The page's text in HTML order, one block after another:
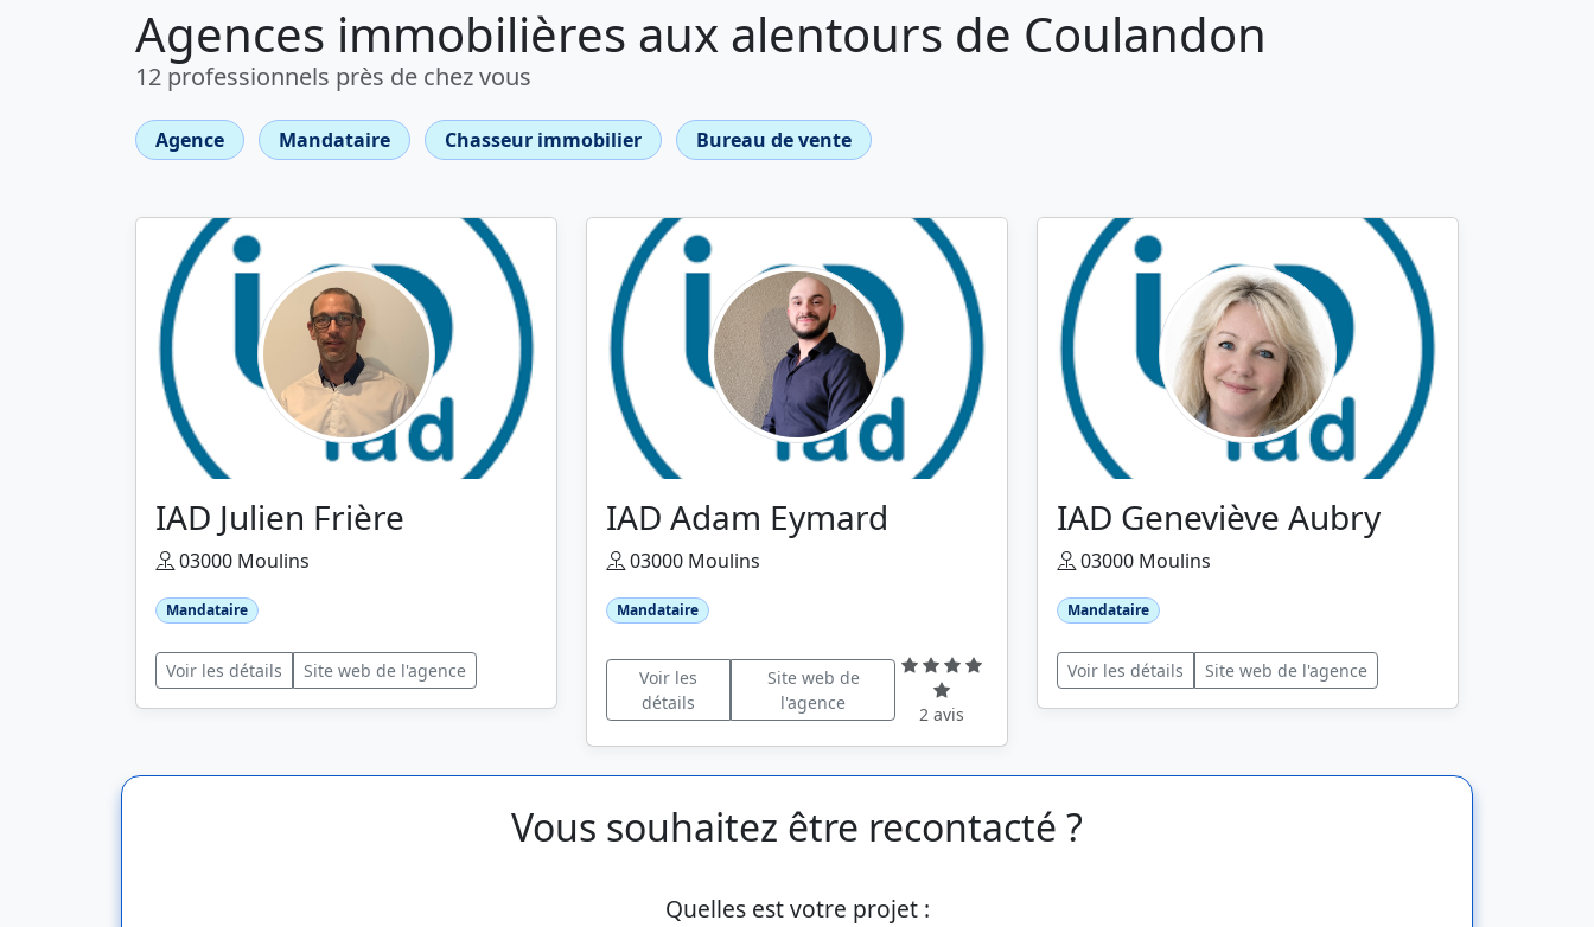
Agences immobilières aux alentours de Coulandon
12 professionnels près de chez vous
Agence Mandataire Chasseur immobilier Bureau de vente
IAD Julien Frière
03000 Moulins
Mandataire
Voir les détails Site web de l'agence
IAD Adam Eymard
03000 Moulins
Mandataire
Voir les
détails
Site web de
l'agence
2 avis
IAD Geneviève Aubry
03000 Moulins
Mandataire
Voir les détails Site web de l'agence
Vous souhaitez être recontacté ?
Quelles est votre projet :